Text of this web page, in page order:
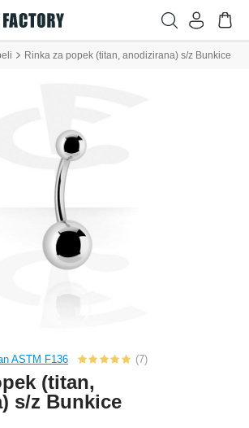
Rinka za popek (titan, anodizirana) s/z Bunkice
ASTM F136 (7)
(titan,
s/z Bunkice